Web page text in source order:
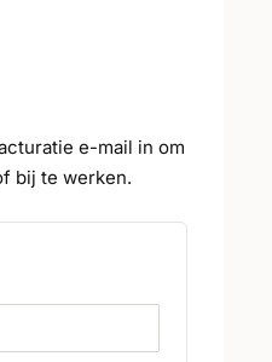
e-mail in om
bij te werken.